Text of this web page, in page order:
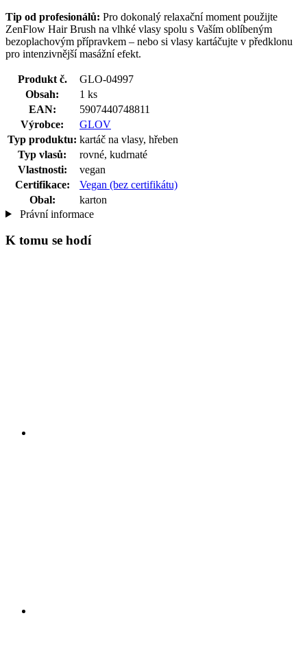
Tip od profesionálů: Pro dokonalý relaxační moment použijte
ZenFlow Hair Brush na vlhké vlasy spolu s Vaším oblíbeným
bezoplachovým přípravkem – nebo si vlasy kartáčujte v předklonu
pro intenzivnější masážní efekt.
Produkt č.
GLO-04997
Obsah:
1 ks
EAN:
5907440748811
Výrobce:
GLOV
Typ produktu: kartáč na vlasy, hřeben
Typ vlasů:
rovné, kudrnaté
Vlastnosti:
vegan
Certifikace:
Vegan (bez certifikátu)
Obal:
karton
Právní informace
K tomu se hodí